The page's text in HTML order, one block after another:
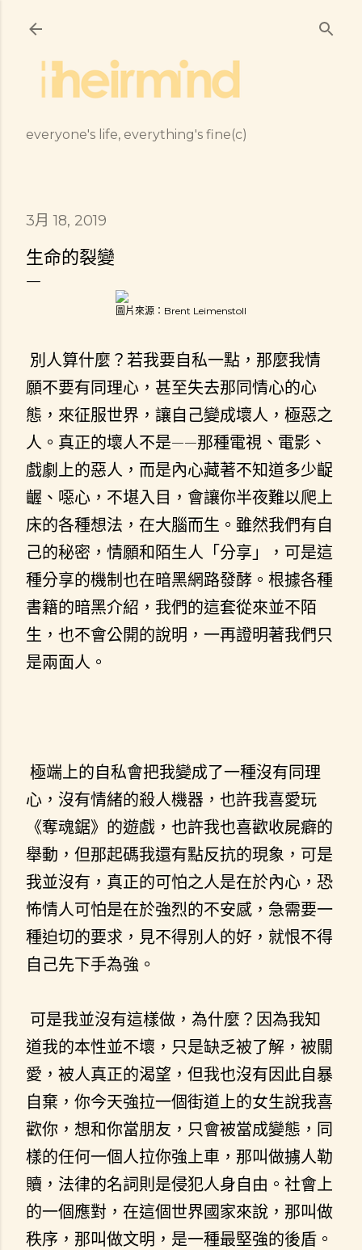
everyone's life, everything's fine(c)
3月 18, 2019
生命的裂變
圖片來源：Brent Leimenstoll
別人算什麼？若我要自私一點，那麼我情
願不要有同理心，甚至失去那同情心的心
態，來征服世界，讓自己變成壞人，極惡之
人。真正的壞人不是——那種電視、電影、
戲劇上的惡人，而是內心藏著不知道多少齪
齷、噁心，不堪入目，會讓你半夜難以爬上
床的各種想法，在大腦而生。雖然我們有自
己的秘密，情願和陌生人「分享」，可是這
種分享的機制也在暗黑網路發酵。根據各種
書籍的暗黑介紹，我們的這套從來並不陌
生，也不會公開的說明，一再證明著我們只
是兩面人。
極端上的自私會把我變成了一種沒有同理
心，沒有情緒的殺人機器，也許我喜愛玩
《奪魂鋸》的遊戲，也許我也喜歡收屍癖的
舉動，但那起碼我還有點反抗的現象，可是
我並沒有，真正的可怕之人是在於內心，恐
怖情人可怕是在於強烈的不安感，急需要一
種迫切的要求，見不得別人的好，就恨不得
自己先下手為強。
可是我並沒有這樣做，為什麼？因為我知
道我的本性並不壞，只是缺乏被了解，被關
愛，被人真正的渴望，但我也沒有因此自暴
自棄，你今天強拉一個街道上的女生說我喜
歡你，想和你當朋友，只會被當成變態，同
樣的任何一個人拉你強上車，那叫做擄人勒
贖，法律的名詞則是侵犯人身自由。社會上
的一個應對，在這個世界國家來說，那叫做
秩序，那叫做文明，是一種最堅強的後盾。